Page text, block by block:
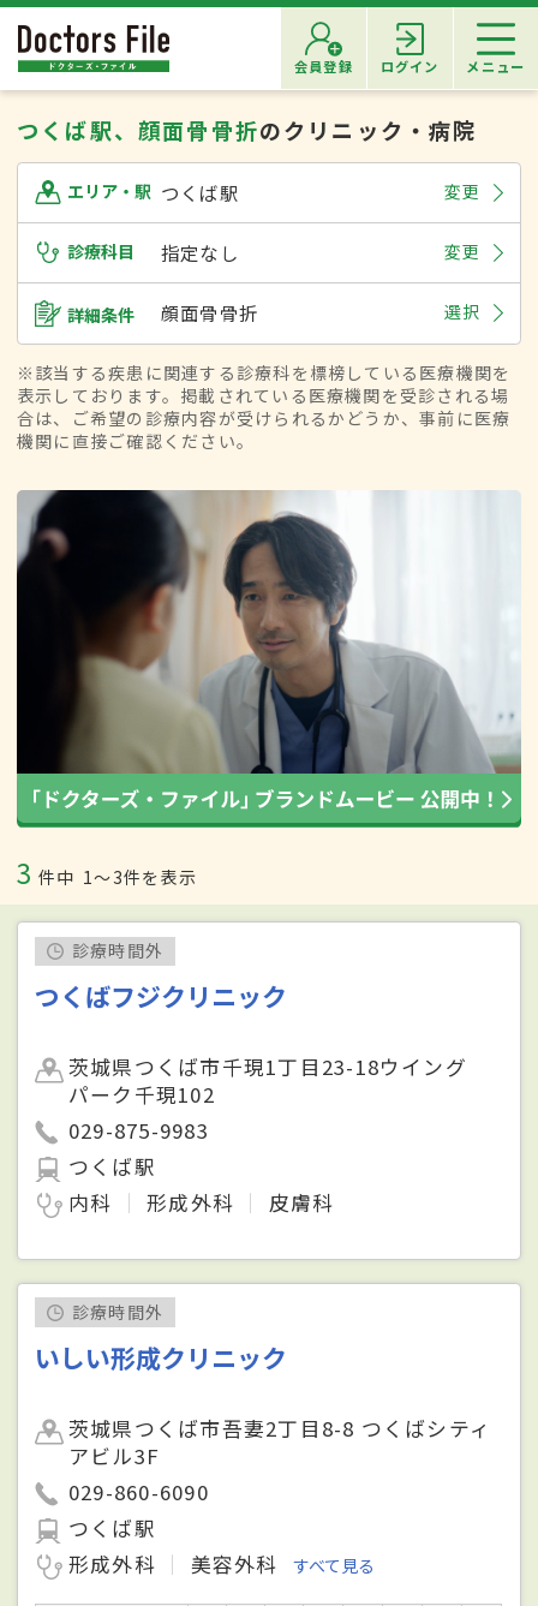
会員登録 ログイン メニュー
つくば駅、顔面骨骨折のクリニック・病院
エリア・駅 つくば駅 変更
診療科目 指定なし 変更
詳細条件 顔面骨骨折 選択
※該当する疾患に関連する診療科を標榜している医療機関を
表示しております。掲載されている医療機関を受診される場
合は、ご希望の診療内容が受けられるかどうか、事前に医療
機関に直接ご確認ください。
3 件中 1〜3件を表示
診療時間外
つくばフジクリニック
茨城県つくば市千現1丁目23-18ウイング
パーク千現102
029-875-9983
つくば駅
内科
形成外科 皮膚科
診療時間外
いしい形成クリニック
茨城県つくば市吾妻2丁目8-8 つくばシティ
アビル3F
029-860-6090
つくば駅
形成外科
美容外科 すべて見る